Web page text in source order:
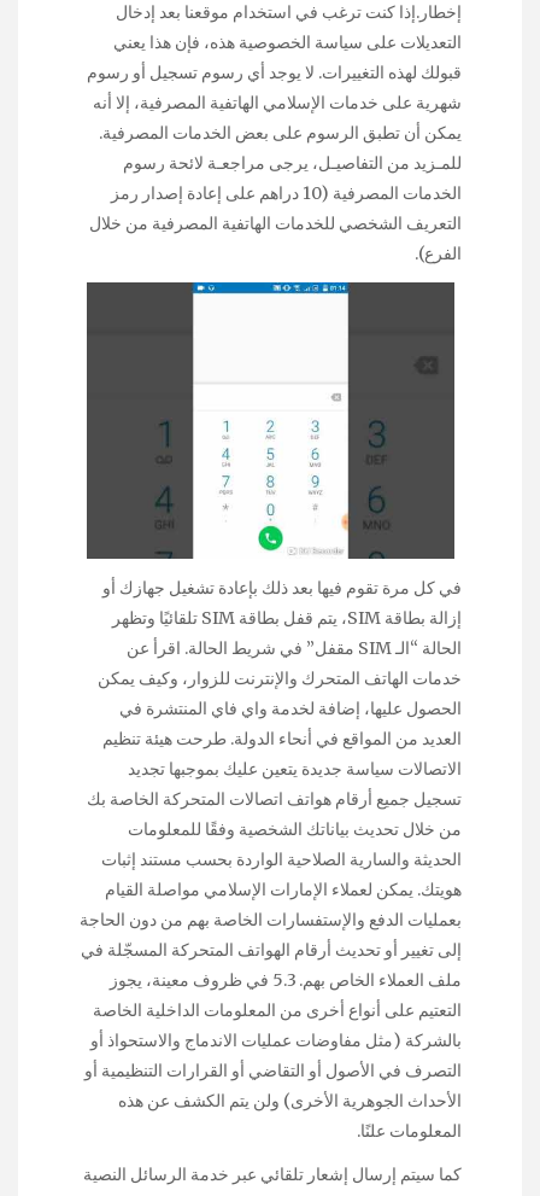
إخطار.إذا كنت ترغب في استخدام موقعنا بعد إدخال
التعديلات على سياسة الخصوصية هذه، فإن هذا يعني
قبولك لهذه التغييرات. لا يوجد أي رسوم تسجيل أو رسوم
شهرية على خدمات الإسلامي الهاتفية المصرفية، إلا أنه
يمكن أن تطبق الرسوم على بعض الخدمات المصرفية.
للمـزيد من التفاصيـل، يرجى مراجعـة لائحة رسوم
الخدمات المصرفية (10 دراهم على إعادة إصدار رمز
التعريف الشخصي للخدمات الهاتفية المصرفية من خلال
الفرع).
في كل مرة تقوم فيها بعد ذلك بإعادة تشغيل جهازك أو
إزالة بطاقة SIM، يتم قفل بطاقة SIM تلقائيًا وتظهر
الحالة “الـ SIM مقفل” في شريط الحالة. اقرأ عن
خدمات الهاتف المتحرك والإنترنت للزوار، وكيف يمكن
الحصول عليها، إضافة لخدمة واي فاي المنتشرة في
العديد من المواقع في أنحاء الدولة. طرحت هيئة تنظيم
الاتصالات سياسة جديدة يتعين عليك بموجبها تجديد
تسجيل جميع أرقام هواتف اتصالات المتحركة الخاصة بك
من خلال تحديث بياناتك الشخصية وفقًا للمعلومات
الحديثة والسارية الصلاحية الواردة بحسب مستند إثبات
هويتك. يمكن لعملاء الإمارات الإسلامي مواصلة القيام
بعمليات الدفع والإستفسارات الخاصة بهم من دون الحاجة
إلى تغيير أو تحديث أرقام الهواتف المتحركة المسجّلة في
ملف العملاء الخاص بهم. 5.3 في ظروف معينة، يجوز
التعتيم على أنواع أخرى من المعلومات الداخلية الخاصة
بالشركة (مثل مفاوضات عمليات الاندماج والاستحواذ أو
التصرف في الأصول أو التقاضي أو القرارات التنظيمية أو
الأحداث الجوهرية الأخرى) ولن يتم الكشف عن هذه
المعلومات علنًا.
كما سيتم إرسال إشعار تلقائي عبر خدمة الرسائل النصية